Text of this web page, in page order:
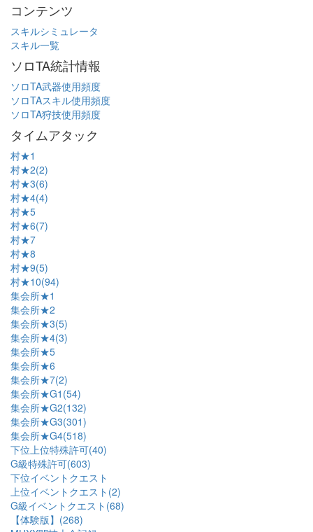
コンテンツ
スキルシミュレータ
スキル一覧
ソロTA統計情報
ソロTA武器使用頻度
ソロTAスキル使用頻度
ソロTA狩技使用頻度
タイムアタック
村★1
村★2(2)
村★3(6)
村★4(4)
村★5
村★6(7)
村★7
村★8
村★9(5)
村★10(94)
集会所★1
集会所★2
集会所★3(5)
集会所★4(3)
集会所★5
集会所★6
集会所★7(2)
集会所★G1(54)
集会所★G2(132)
集会所★G3(301)
集会所★G4(518)
下位上位特殊許可(40)
G級特殊許可(603)
下位イベントクエスト
上位イベントクエスト(2)
G級イベントクエスト(68)
【体験版】(268)